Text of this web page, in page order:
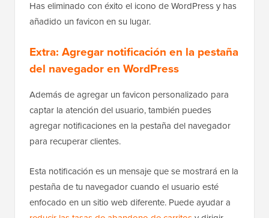
Has eliminado con éxito el icono de WordPress y has
añadido un favicon en su lugar.
Extra: Agregar notificación en la pestaña
del navegador en WordPress
Además de agregar un favicon personalizado para
captar la atención del usuario, también puedes
agregar notificaciones en la pestaña del navegador
para recuperar clientes.
Esta notificación es un mensaje que se mostrará en la